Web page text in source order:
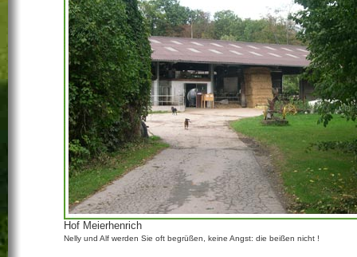
Hof Meierhenrich
Nelly und Alf werden Sie oft begrüßen, keine Angst: die beißen nicht !